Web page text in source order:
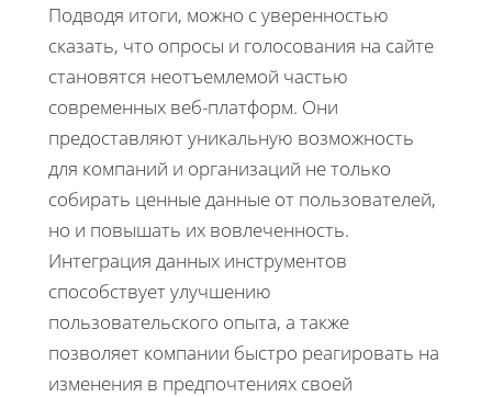
Подводя итоги, можно с уверенностью
сказать, что опросы и голосования на сайте
становятся неотъемлемой частью
современных веб-платформ. Они
предоставляют уникальную возможность
для компаний и организаций не только
собирать ценные данные от пользователей,
но и повышать их вовлеченность.
Интеграция данных инструментов
способствует улучшению
пользовательского опыта, а также
позволяет компании быстро реагировать на
изменения в предпочтениях своей